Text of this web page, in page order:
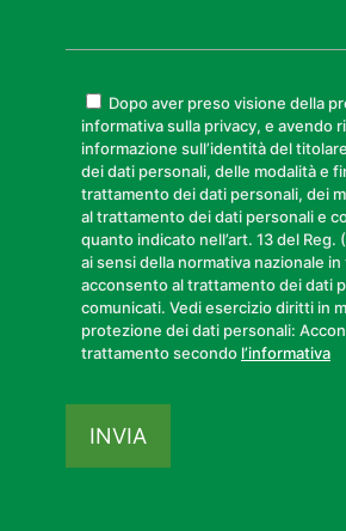
Dopo aver preso visione della
informativa sulla privacy, e avendo
informazione sull’identità del
dei dati personali, delle modalità e
trattamento dei dati personali, dei
al trattamento dei dati personali e
quanto indicato nell’art. 13 del Reg.
ai sensi della normativa nazionale in
acconsento al trattamento dei dati
comunicati. Vedi esercizio diritti in
protezione dei dati personali:
trattamento secondo l’informativa